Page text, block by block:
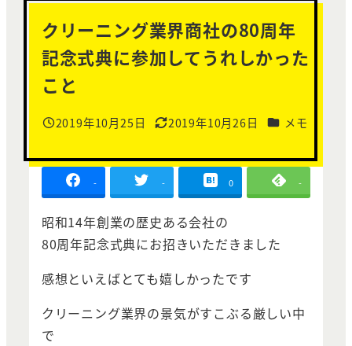
クリーニング業界商社の80周年
記念式典に参加してうれしかった
こと
投稿日
2019年10月25日
更新日
2019年10月26日 カテゴリー
メモ
- - 0 -
昭和14年創業の歴史ある会社の
80周年記念式典にお招きいただきました
感想といえばとても嬉しかったです
クリーニング業界の景気がすこぶる厳しい中
で